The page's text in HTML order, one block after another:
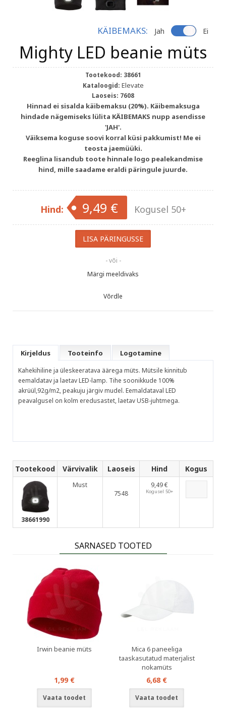
KÄIBEMAKS: Jah Ei
Mighty LED beanie müts
Tootekood: 38661
Kataloogid: Elevate
Laoseis: 7608
Hinnad ei sisalda käibemaksu (20%). Käibemaksuga
hindade nägemiseks lülita KÄIBEMAKS nupp asendisse
'JAH'.
Väiksema koguse soovi korral küsi pakkumist! Me ei
teosta jaemüüki.
Reeglina lisandub toote hinnale logo pealekandmise
hind, mille saadame eraldi päringule juurde.
Hind: 9,49 € Kogusel 50+
- või -
Märgi meeldivaks
Võrdle
Kirjeldus Tooteinfo Logotamine
Kahekihiline ja üleskeeratava äärega müts. Mütsile kinnitub
eemaldatav ja laetav LED-lamp. Tihe soonikkude 100%
akrüül,92g/m2, peakuju järgiv mudel. Eemaldataval LED
peavalgusel on kolm eredusastet, laetav USB-juhtmega.
Tootekood Värvivalik Laoseis Hind Kogus
38661990
Must
7548
9,49 €
Kogusel 50+
SARNASED TOOTED
Irwin beanie müts
1,99 €
Vaata toodet
Mica 6 paneeliga
taaskasutatud materjalist
nokamüts
6,68 €
Vaata toodet